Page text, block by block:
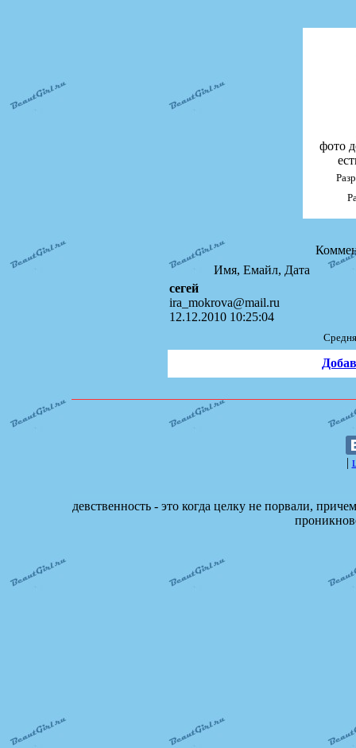
фото
Имя, Емайл, Дата
сегей
ira_mokrova@mail.ru
12.12.2010 10:25:04
|
девственность - это когда целку не порвали,